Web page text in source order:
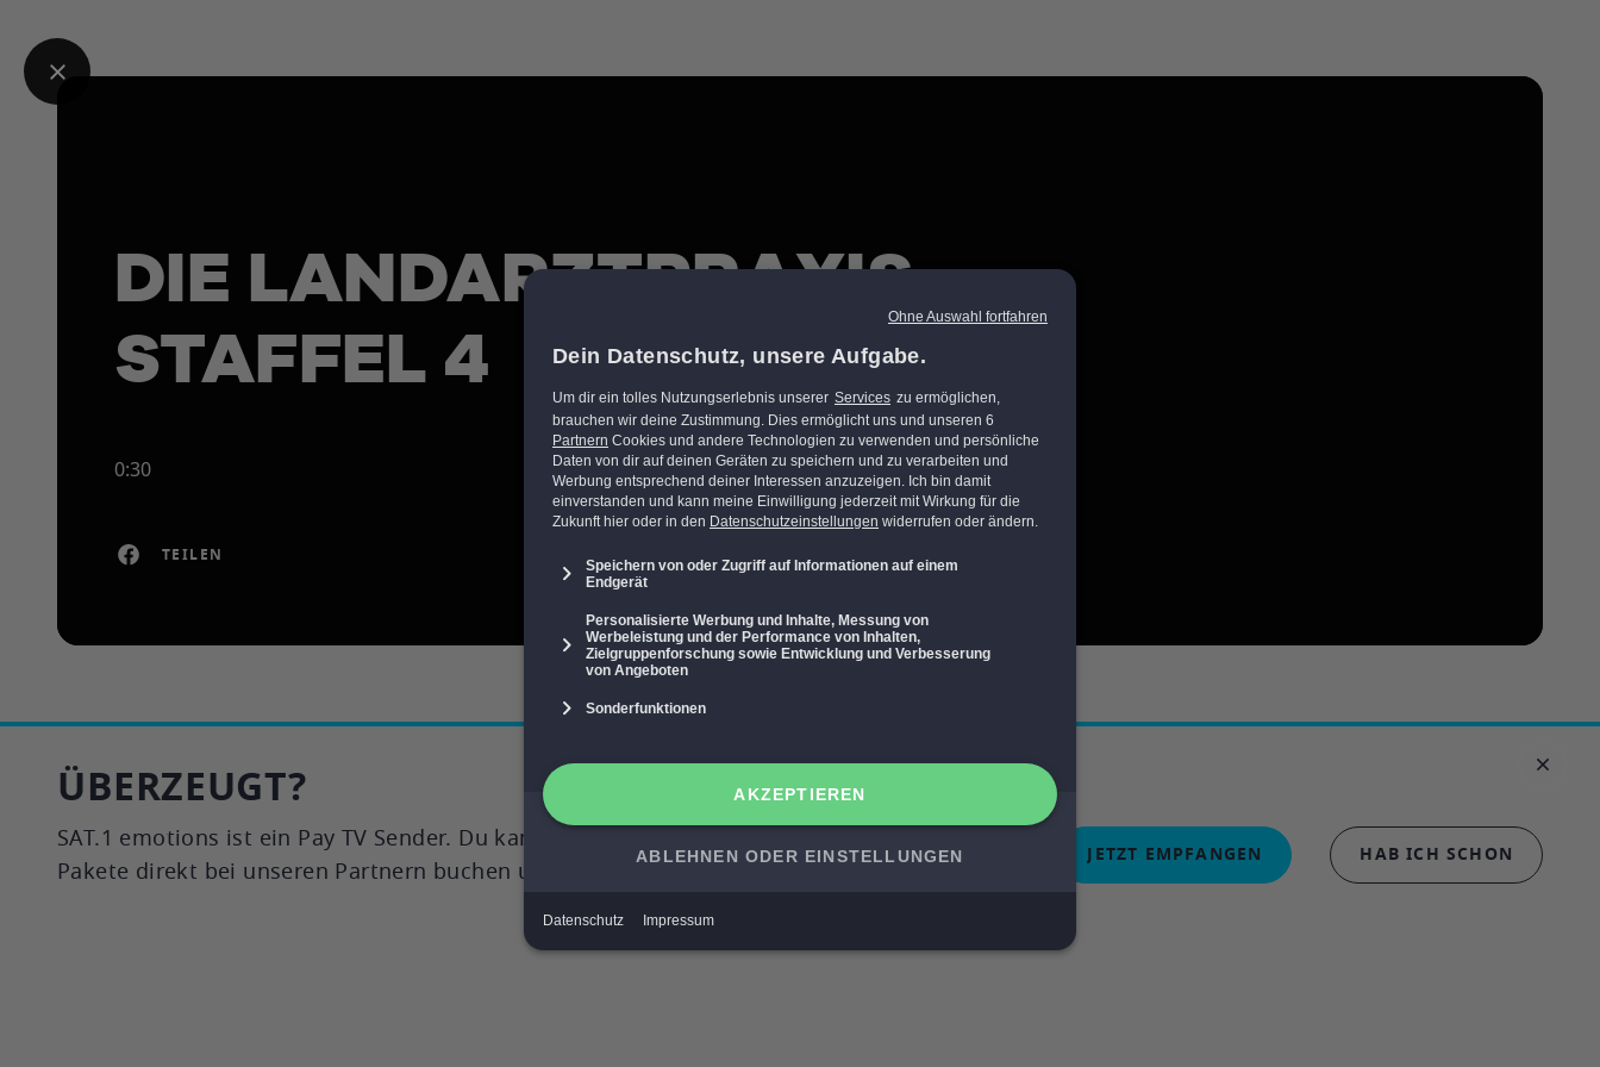
DIE LANDARZTPRAXIS –
STAFFEL 4
0:30
TEILEN
ÜBERZEUGT?
SAT.1 emotions ist ein Pay TV Sender. Du kannst uns über viele flexible
Pakete direkt bei unseren Partnern buchen und empfangen.
JETZT EMPFANGEN HAB ICH SCHON